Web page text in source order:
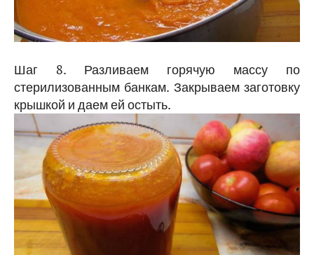
Шаг 8. Разливаем горячую массу по
стерилизованным банкам. Закрываем заготовку
крышкой и даем ей остыть.